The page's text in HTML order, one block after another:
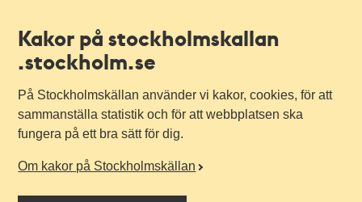
Kakor på stockholmskallan
.stockholm.se
På Stockholmskällan använder vi kakor, cookies, för att
sammanställa statistik och för att webbplatsen ska
fungera på ett bra sätt för dig.
Om kakor på Stockholmskällan